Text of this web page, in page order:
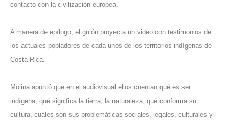
contacto con la civilización europea.
A manera de epílogo, el guión proyecta un video con testimonios de
los actuales pobladores de cada unos de los territorios indígenas de
Costa Rica.
Molina apuntó que en el audiovisual ellos cuentan qué es ser
indígena, qué significa la tierra, la naturaleza, qué conforma su
cultura, cuáles son sus problemáticas sociales, legales, culturales y